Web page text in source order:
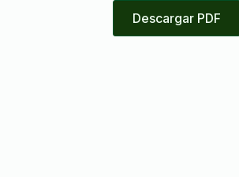
Descargar PDF